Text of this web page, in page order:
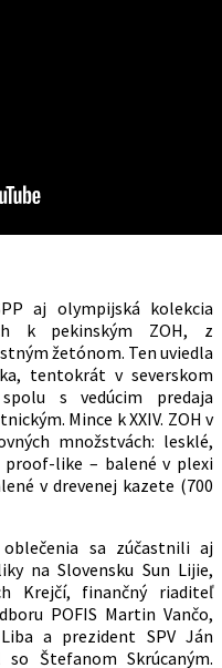
aj olympijská kolekcia
k pekinským ZOH, z
žetónom. Ten uviedla
tentokrát v severskom
s vedúcim predaja
Mince k XXIV. ZOH v
množstvách: lesklé,
proof-like – balené v plexi
v drevenej kazete (700
sa zúčastnili aj
na Slovensku Sun Lijie,
Krejčí, finančný riaditeľ
POFIS Martin Vančo,
a prezident SPV Ján
Štefanom Skrúcaným.